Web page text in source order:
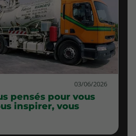
03/06/2026
pensés pour vous
inspirer, vous